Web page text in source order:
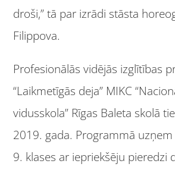
droši,” tā par izrādi stāsta
Filippova.
Profesionālās vidējās izglītības
“Laikmetīgās deja” MIKC
vidusskola” Rīgas Baleta skolā
2019. gada. Programmā
9. klases ar iepriekšēju pieredzi